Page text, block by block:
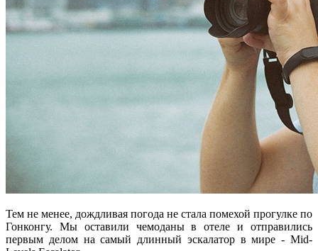
Тем не менее, дождливая погода не стала помехой прогулке по
Гонконгу. Мы оставили чемоданы в отеле и отправились
первым делом на самый длинный эскалатор в мире - Mid-